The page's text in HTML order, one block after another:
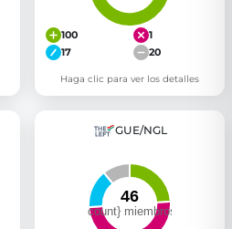
100
1
17
20
Haga clic para ver los detalles
GUE/NGL